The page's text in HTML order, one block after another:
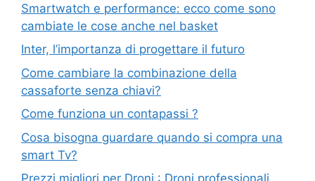
Smartwatch e performance: ecco come sono
cambiate le cose anche nel basket
Inter, l’importanza di progettare il futuro
Come cambiare la combinazione della
cassaforte senza chiavi?
Come funziona un contapassi ?
Cosa bisogna guardare quando si compra una
smart Tv?
Prezzi migliori per Droni : Droni professionali